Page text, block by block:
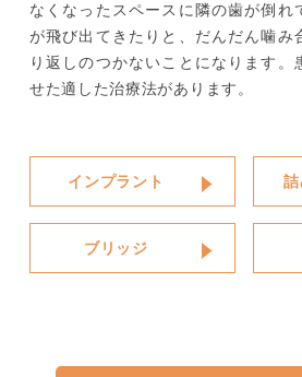
なくなったスペースに隣の歯が倒れ
が飛び出てきたりと、だんだん噛み
り返しのつかないことになります。
せた適した治療法があります。
インプラント
ブリッジ